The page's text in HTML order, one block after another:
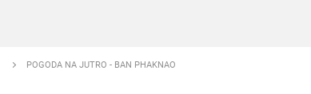
POGODA NA JUTRO - BAN PHAKNAO